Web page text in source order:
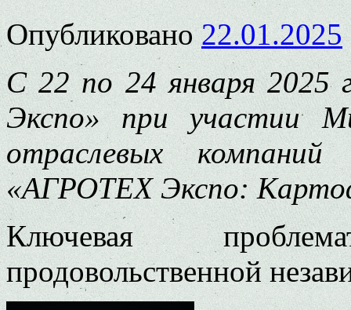
Опубликовано 22.01.2025
С 22 по 24 января 2025
Экспо» при участии
отраслевых
«АГРОТЕХ Экспо:
Ключевая
продовольственной